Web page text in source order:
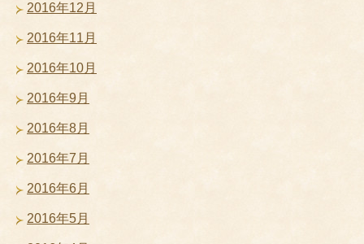
2016年12月
2016年11月
2016年10月
2016年9月
2016年8月
2016年7月
2016年6月
2016年5月